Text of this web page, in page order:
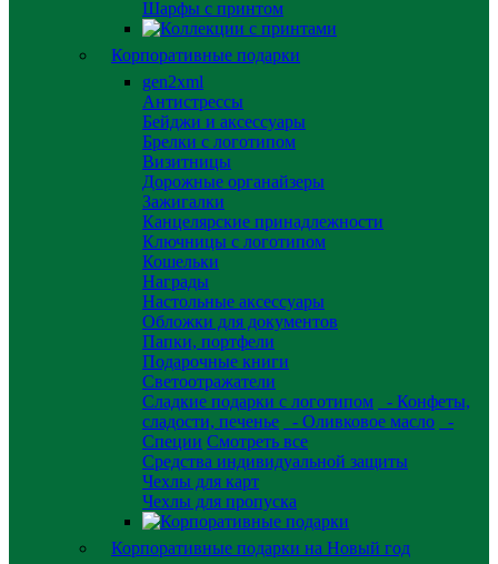
Шарфы с принтом
Корпоративные подарки
gen2xml
Антистрессы
Бейджи и аксессуары
Брелки с логотипом
Визитницы
Дорожные органайзеры
Зажигалки
Канцелярские принадлежности
Ключницы с логотипом
Кошельки
Награды
Настольные аксессуары
Обложки для документов
Папки, портфели
Подарочные книги
Светоотражатели
Сладкие подарки с логотипом
- Конфеты,
сладости, печенье
- Оливковое масло
-
Специи Смотреть все
Средства индивидуальной защиты
Чехлы для карт
Чехлы для пропуска
Корпоративные подарки на Новый год